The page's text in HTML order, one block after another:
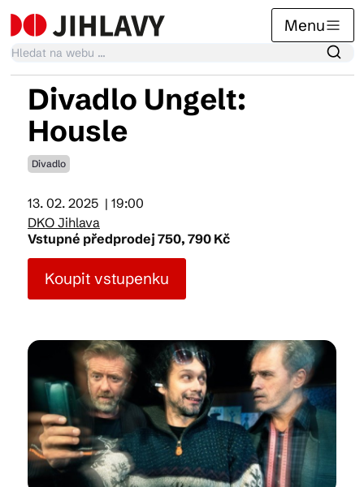
Menu
Kalendář akcí
Tradiční akce
Články
Suvenýry
Praktické info
Kam vyrazit
Divadlo Ungelt:
Housle
Divadlo
13. 02. 2025 | 19:00
DKO Jihlava
Vstupné předprodej 750, 790 Kč
Koupit vstupenku